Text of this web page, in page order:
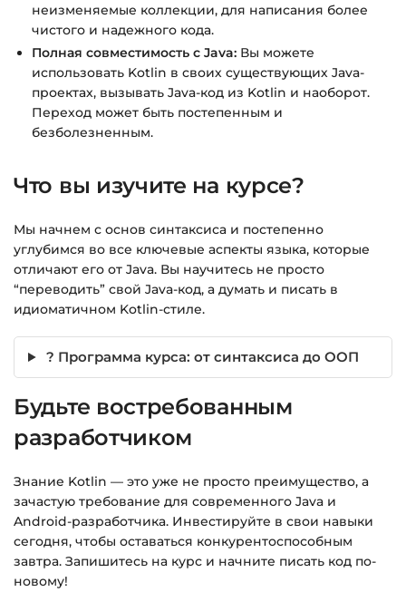
неизменяемые коллекции, для написания более
чистого и надежного кода.
Полная совместимость с Java: Вы можете
использовать Kotlin в своих существующих Java-
проектах, вызывать Java-код из Kotlin и наоборот.
Переход может быть постепенным и
безболезненным.
Что вы изучите на курсе?
Мы начнем с основ синтаксиса и постепенно
углубимся во все ключевые аспекты языка, которые
отличают его от Java. Вы научитесь не просто
“переводить” свой Java-код, а думать и писать в
идиоматичном Kotlin-стиле.
? Программа курса: от синтаксиса до ООП
Будьте востребованным
разработчиком
Знание Kotlin — это уже не просто преимущество, а
зачастую требование для современного Java и
Android-разработчика. Инвестируйте в свои навыки
сегодня, чтобы оставаться конкурентоспособным
завтра. Запишитесь на курс и начните писать код по-
новому!